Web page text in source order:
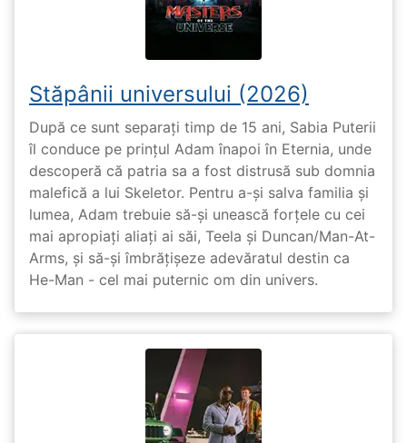
Stăpânii universului (2026)
După ce sunt separați timp de 15 ani, Sabia Puterii
îl conduce pe prințul Adam înapoi în Eternia, unde
descoperă că patria sa a fost distrusă sub domnia
malefică a lui Skeletor. Pentru a-și salva familia și
lumea, Adam trebuie să-și unească forțele cu cei
mai apropiați aliați ai săi, Teela și Duncan/Man-At-
Arms, și să-și îmbrățișeze adevăratul destin ca
He-Man - cel mai puternic om din univers.